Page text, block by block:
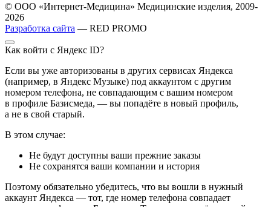
© ООО «Интернет-Медицина» Медицинские изделия, 2009-
2026
Разработка сайта — RED PROMO
Как войти с Яндекс ID?
Если вы уже авторизованы в других сервисах Яндекса
(например, в Яндекс Музыке) под аккаунтом с другим
номером телефона, не совпадающим с вашим номером
в профиле Базисмеда, — вы попадёте в новый профиль,
а не в свой старый.
В этом случае:
Не будут доступны ваши прежние заказы
Не сохранятся ваши компании и история
Поэтому обязательно убедитесь, что вы вошли в нужный
аккаунт Яндекса — тот, где номер телефона совпадает